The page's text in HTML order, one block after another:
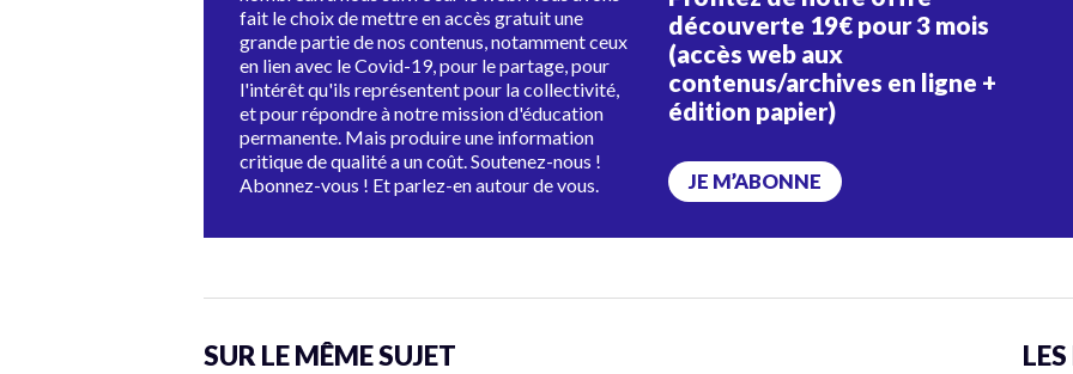
fait le choix de mettre en accès gratuit une
grande partie de nos contenus, notamment ceux
en lien avec le Covid-19, pour le partage, pour
l'intérêt qu'ils représentent pour la collectivité,
et pour répondre à notre mission d'éducation
permanente. Mais produire une information
critique de qualité a un coût. Soutenez-nous !
Abonnez-vous ! Et parlez-en autour de vous.
découverte 19€ pour 3 mois
(accès web aux
contenus/archives en ligne +
édition papier)
JE M’ABONNE
SUR LE MÊME SUJET